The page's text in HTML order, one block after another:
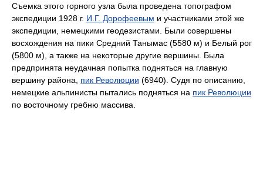
Съемка этого горного узла была проведена топографом
экспедиции 1928 г. И.Г. Дорофеевым и участниками этой же
экспедиции, немецкими геодезистами. Были совершены
восхождения на пики Средний Танымас (5580 м) и Белый рог
(5800 м), а также на некоторые другие вершины. Была
предпринята неудачная попытка подняться на главную
вершину района, пик Революции (6940). Судя по описанию,
немецкие альпинисты пытались подняться на пик Революции
по восточному гребню массива.